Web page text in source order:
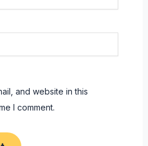
and website in this
I comment.